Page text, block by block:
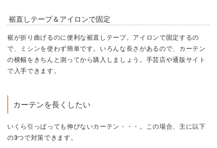
裾直しテープ＆アイロンで固定
裾が折り曲げるのに便利な裾直しテープ。アイロンで固定するの
で、ミシンを使わず簡単です。いろんな長さがあるので、カーテン
の横幅をきちんと測ってから購入しましょう。手芸店や通販サイト
で入手できます。
カーテンを長くしたい
いくら引っぱっても伸びないカーテン・・・。この場合、主に以下
の3つで対策できます。